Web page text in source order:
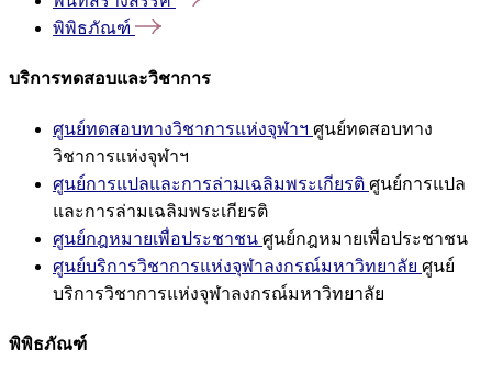
พิพิธภัณฑ์
บริการทดสอบและวิชาการ
ศูนย์ทดสอบทางวิชาการแห่งจุฬาฯ ศูนย์ทดสอบทาง
วิชาการแห่งจุฬาฯ
ศูนย์การแปลและการล่ามเฉลิมพระเกียรติ ศูนย์การแปล
และการล่ามเฉลิมพระเกียรติ
ศูนย์กฎหมายเพื่อประชาชน ศูนย์กฎหมายเพื่อประชาชน
ศูนย์บริการวิชาการแห่งจุฬาลงกรณ์มหาวิทยาลัย ศูนย์
บริการวิชาการแห่งจุฬาลงกรณ์มหาวิทยาลัย
พิพิธภัณฑ์